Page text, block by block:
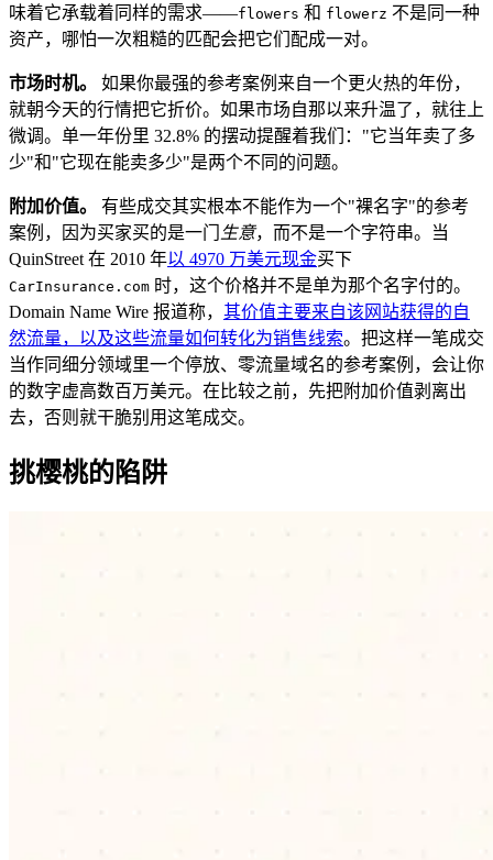
味着它承载着同样的需求——flowers 和 flowerz 不是同一种
资产，哪怕一次粗糙的匹配会把它们配成一对。
市场时机。
如果你最强的参考案例来自一个更火热的年份，
就朝今天的行情把它折价。如果市场自那以来升温了，就往上
微调。单一年份里 32.8% 的摆动提醒着我们："它当年卖了多
少"和"它现在能卖多少"是两个不同的问题。
附加价值。
有些成交其实根本不能作为一个"裸名字"的参考
案例，因为买家买的是一门
生意，而不是一个字符串。当
QuinStreet 在 2010 年以 4970 万美元现金买下
CarInsurance.com 时，这个价格并不是单为那个名字付的。
Domain Name Wire 报道称， 其价值主要来自该网站获得的自
然流量，以及这些流量如何转化为销售线索。把这样一笔成交
当作同细分领域里一个停放、零流量域名的参考案例，会让你
的数字虚高数百万美元。在比较之前，先把附加价值剥离出
去，否则就干脆别用这笔成交。
挑樱桃的陷阱